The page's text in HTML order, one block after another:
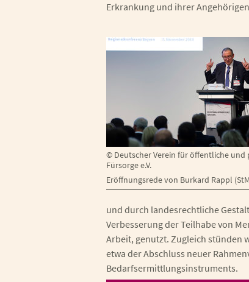
Erkrankung und ihrer
© Deutscher Verein für öffentliche und
Fürsorge e.V.
Eröffnungsrede von Burkard Rappl
und durch landesrechtliche
Verbesserung der Teilhabe von
Arbeit, genutzt. Zugleich stünden
etwa der Abschluss neuer
Bedarfsermittlungsinstruments.